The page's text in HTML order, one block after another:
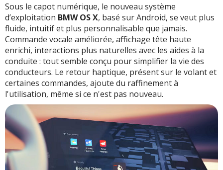
Sous le capot numérique, le nouveau système
d’exploitation BMW OS X, basé sur Android, se veut plus
fluide, intuitif et plus personnalisable que jamais.
Commande vocale améliorée, affichage tête haute
enrichi, interactions plus naturelles avec les aides à la
conduite : tout semble conçu pour simplifier la vie des
conducteurs. Le retour haptique, présent sur le volant et
certaines commandes, ajoute du raffinement à
l'utilisation, même si ce n'est pas nouveau.